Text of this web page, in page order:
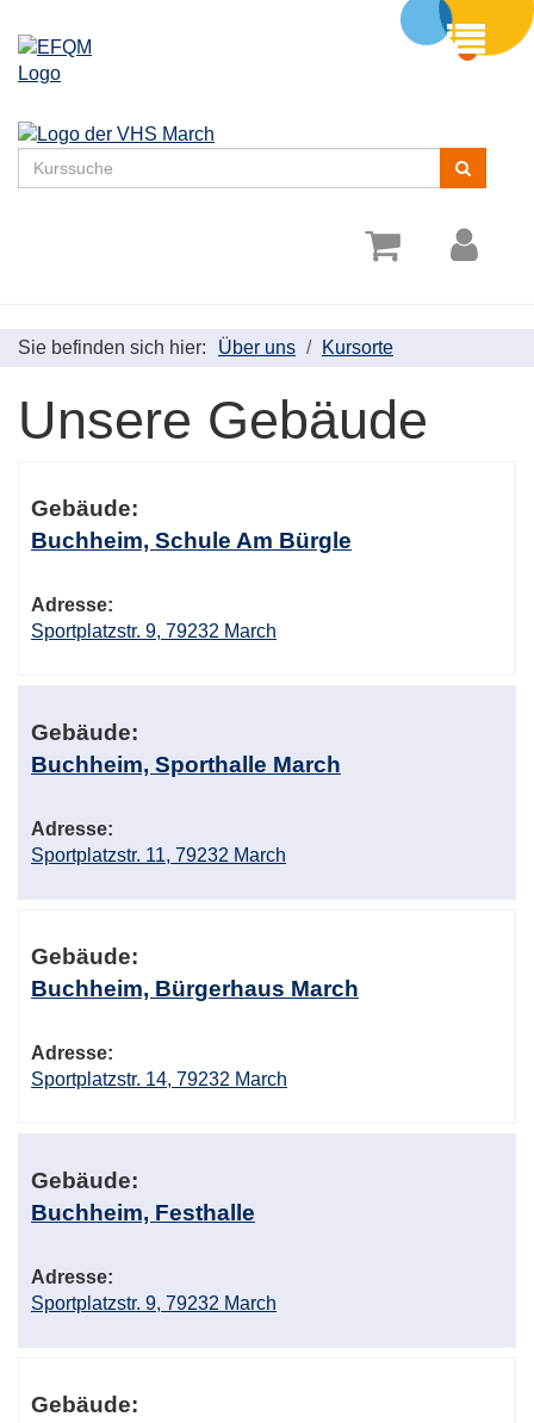
Menü
Kurse
suchen
Sie befinden sich hier: Über uns Kursorte
Unsere Gebäude
Gebäude:
Buchheim, Schule Am Bürgle
Adresse:
Sportplatzstr. 9, 79232 March
Gebäude:
Buchheim, Sporthalle March
Adresse:
Sportplatzstr. 11, 79232 March
Gebäude:
Buchheim, Bürgerhaus March
Adresse:
Sportplatzstr. 14, 79232 March
Gebäude:
Buchheim, Festhalle
Adresse:
Sportplatzstr. 9, 79232 March
Gebäude: